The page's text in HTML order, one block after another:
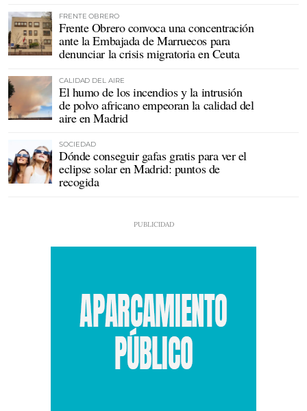
FRENTE OBRERO
Frente Obrero convoca una concentración
ante la Embajada de Marruecos para
denunciar la crisis migratoria en Ceuta
CALIDAD DEL AIRE
El humo de los incendios y la intrusión
de polvo africano empeoran la calidad del
aire en Madrid
SOCIEDAD
Dónde conseguir gafas gratis para ver el
eclipse solar en Madrid: puntos de
recogida